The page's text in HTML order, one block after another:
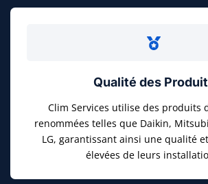
Qualité des
Clim Services utilise des produits
renommées telles que Daikin,
LG, garantissant ainsi une qualité
élevées de leurs